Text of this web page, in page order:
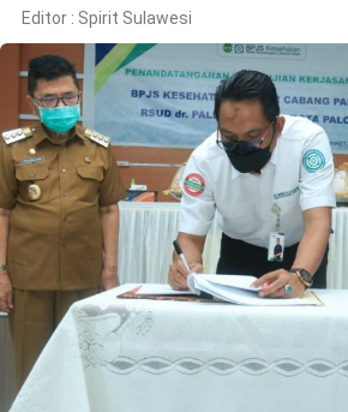
©
Copyright
2026
Spirit
Sulawesi
Editor : Spirit Sulawesi